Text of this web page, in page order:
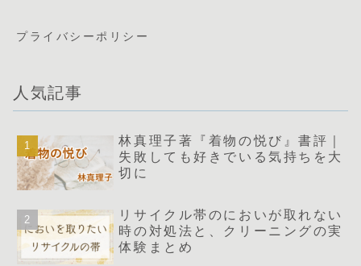
プライバシーポリシー
人気記事
林真理子著『着物の悦び』書評｜
失敗しても好きでいる気持ちを大
切に
リサイクル帯のにおいが取れない
時の対処法と、クリーニングの実
体験まとめ